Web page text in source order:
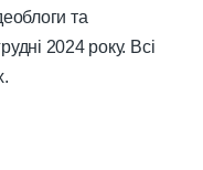
та
2024 року. Всі